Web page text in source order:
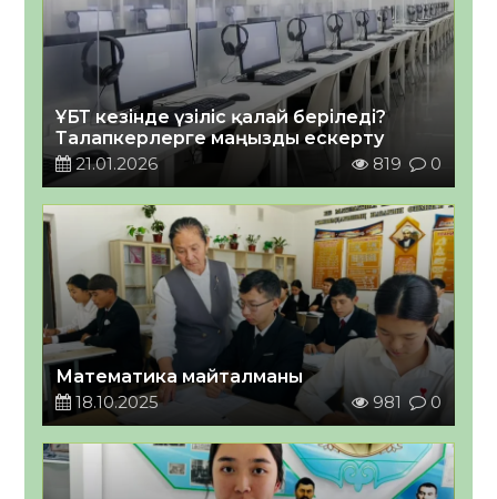
ҰБТ кезінде үзіліс қалай беріледі?
Талапкерлерге маңызды ескерту
21.01.2026
819 0
Математика майталманы
18.10.2025
981 0